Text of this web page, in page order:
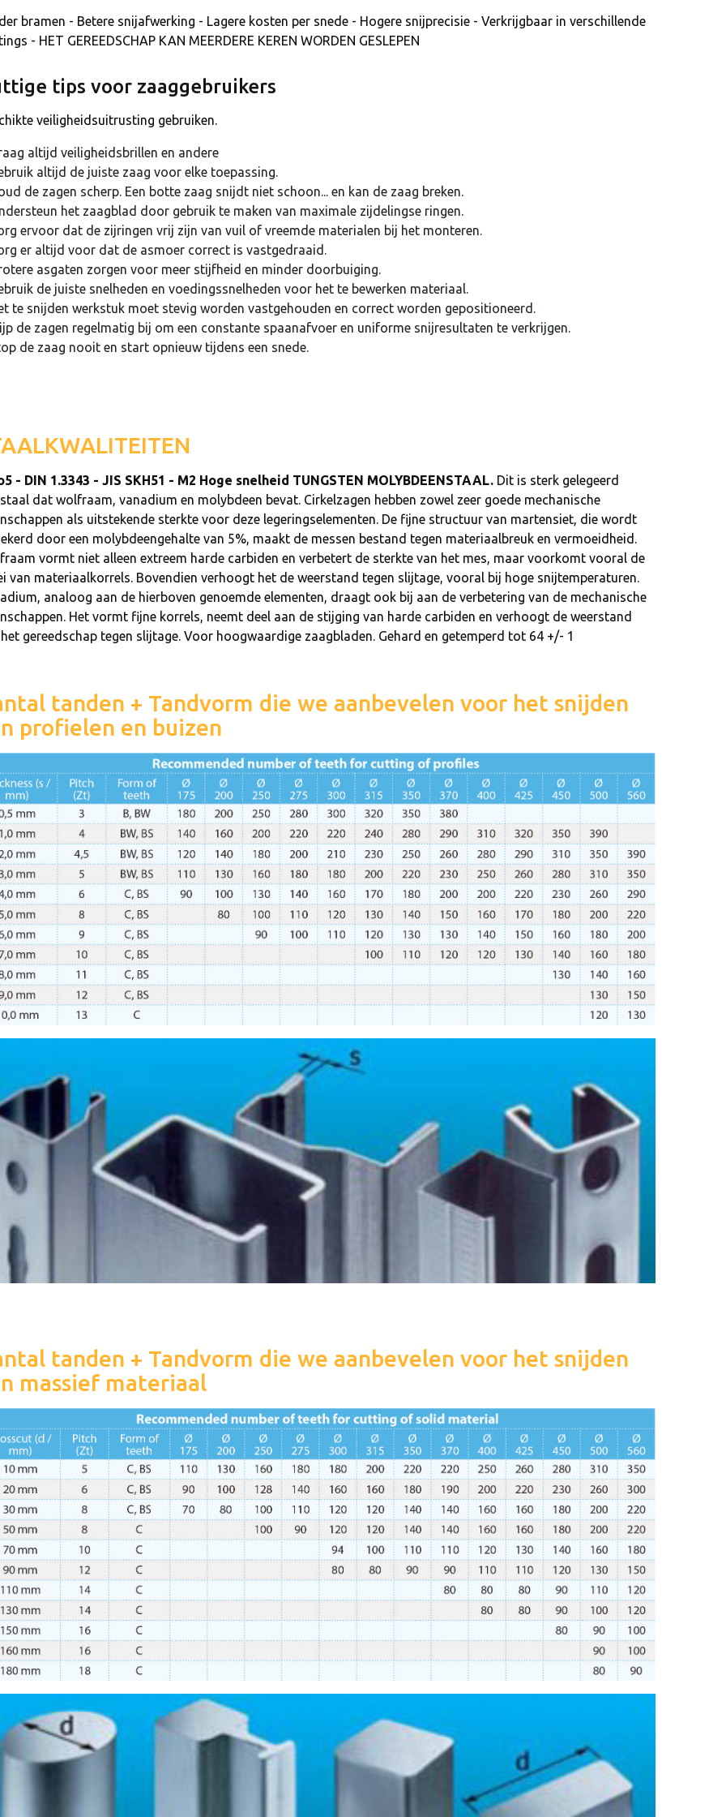
bramen - Betere snijafwerking - Lagere kosten per snede - Hogere snijprecisie - Verkrijgbaar in verschillende
- HET GEREEDSCHAP KAN MEERDERE KEREN WORDEN GESLEPEN
tips voor zaaggebruikers
veiligheidsuitrusting gebruiken.
altijd veiligheidsbrillen en andere
altijd de juiste zaag voor elke toepassing.
de zagen scherp. Een botte zaag snijdt niet schoon... en kan de zaag breken.
het zaagblad door gebruik te maken van maximale zijdelingse ringen.
ervoor dat de zijringen vrij zijn van vuil of vreemde materialen bij het monteren.
er altijd voor dat de asmoer correct is vastgedraaid.
asgaten zorgen voor meer stijfheid en minder doorbuiging.
de juiste snelheden en voedingssnelheden voor het te bewerken materiaal.
te snijden werkstuk moet stevig worden vastgehouden en correct worden gepositioneerd.
de zagen regelmatig bij om een constante spaanafvoer en uniforme snijresultaten te verkrijgen.
de zaag nooit en start opnieuw tijdens een snede.
- DIN 1.3343 - JIS SKH51 - M2 Hoge snelheid TUNGSTEN MOLYBDEENSTAAL. Dit is sterk gelegeerd
dat wolfraam, vanadium en molybdeen bevat. Cirkelzagen hebben zowel zeer goede mechanische
als uitstekende sterkte voor deze legeringselementen. De fijne structuur van martensiet, die wordt
door een molybdeengehalte van 5%, maakt de messen bestand tegen materiaalbreuk en vermoeidheid.
vormt niet alleen extreem harde carbiden en verbetert de sterkte van het mes, maar voorkomt vooral de
van materiaalkorrels. Bovendien verhoogt het de weerstand tegen slijtage, vooral bij hoge snijtemperaturen.
analoog aan de hierboven genoemde elementen, draagt ook bij aan de verbetering van de mechanische
Het vormt fijne korrels, neemt deel aan de stijging van harde carbiden en verhoogt de weerstand
gereedschap tegen slijtage. Voor hoogwaardige zaagbladen. Gehard en getemperd tot 64 +/- 1
tanden + Tandvorm die we aanbevelen voor het snijden
profielen en buizen
tanden + Tandvorm die we aanbevelen voor het snijden
massief materiaal